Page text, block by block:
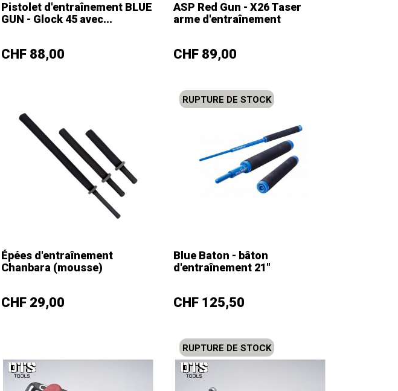
Pistolet d'entraînement BLUE
GUN - Glock 45 avec...
Prix
CHF 88,00
ASP Red Gun - X26 Taser
arme d'entraînement
Prix
CHF 89,00
Épées d'entraînement
Chanbara (mousse)
Prix
CHF 29,00
RUPTURE DE STOCK
Blue Baton - bâton
d'entraînement 21"
Prix
CHF 125,50
RUPTURE DE STOCK